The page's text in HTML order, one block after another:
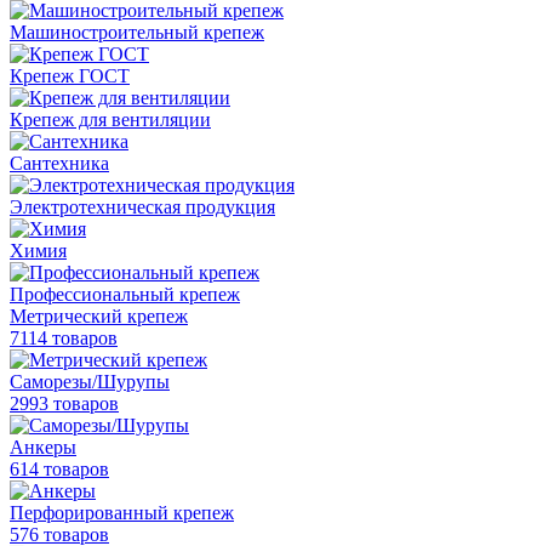
Машиностроительный крепеж
Крепеж ГОСТ
Крепеж для вентиляции
Сантехника
Электротехническая продукция
Химия
Профессиональный крепеж
Метрический крепеж
7114 товаров
Саморезы/Шурупы
2993 товаров
Анкеры
614 товаров
Перфорированный крепеж
576 товаров